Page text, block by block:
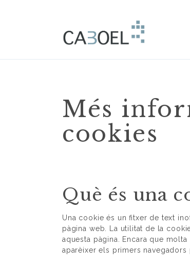
Més
cookies
Què és una
Una cookie és un fitxer de text
pàgina web. La utilitat de la
aquesta pàgina. Encara que
aparèixer els primers navegadors